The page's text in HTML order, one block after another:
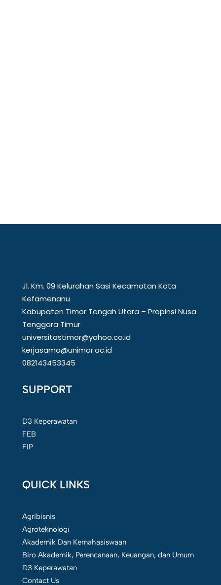
Jl. Km. 09 Kelurahan Sasi Kecamatan Kota
Kefamenanu
Kabupaten Timor Tengah Utara – Propinsi Nusa
Tenggara Timur
universitastimor@yahoo.co.id
kerjasama@unimor.ac.id
082143453345
SUPPORT
D3 Keperawatan
FEB
FIP
QUICK LINKS
Agribisnis
Agroteknologi
Akademik Dan Kemahasiswaan
Biro Akademik, Perencanaan, Keuangan, dan Umum
D3 Keperawatan
Contact Us